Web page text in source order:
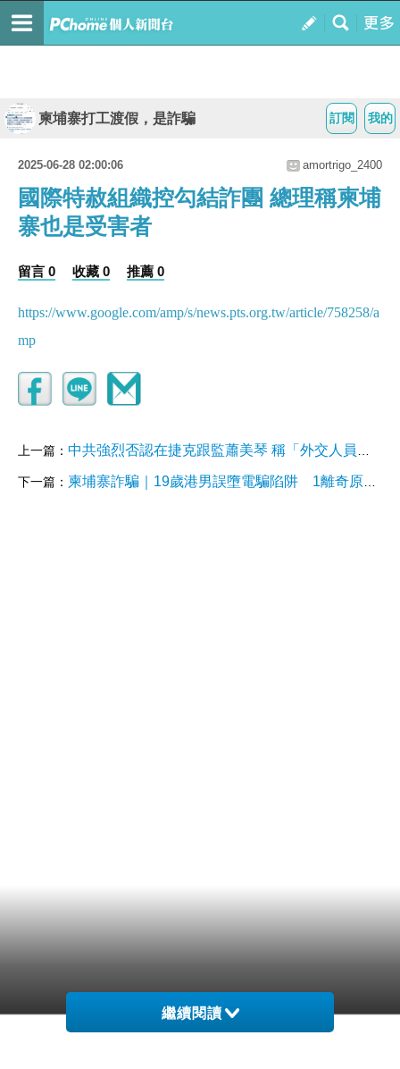
我的
訂閱
柬埔寨打工渡假，是詐騙
2025-06-28 02:00:06 amortrigo_2400
國際特赦組織控勾結詐團 總理稱柬埔
寨也是受害者
留言 0 收藏 0 推薦 0
https://www.google.com/amp/s/news.pts.org.tw/article/758258/a
mp
上一篇： 中共強烈否認在捷克跟監蕭美琴 稱「外交人員一向守法」
下一篇： 柬埔寨詐騙｜19歲港男誤墮電騙陷阱 1離奇原因赴日本拍片勒索父母500萬
繼續閱讀